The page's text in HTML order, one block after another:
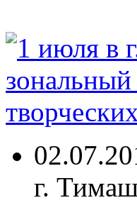
г.